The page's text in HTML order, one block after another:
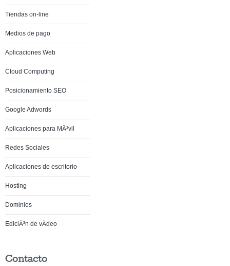
Tiendas on-line
Medios de pago
Aplicaciones Web
Cloud Computing
Posicionamiento SEO
Google Adwords
Aplicaciones para MÃ³vil
Redes Sociales
Aplicaciones de escritorio
Hosting
Dominios
EdiciÃ³n de vÃ­deo
Contacto